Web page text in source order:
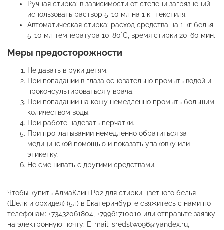
Ручная стирка: в зависимости от степени загрязнений
использовать раствор 5-10 мл на 1 кг текстиля.
Автоматическая стирка: расход средства на 1 кг белья
5-10 мл температура 10-80°С, время стирки 20-60 мин.
Меры предосторожности
Не давать в руки детям.
При попадании в глаза основательно промыть водой и
проконсультироваться у врача.
При попадании на кожу немедленно промыть большим
количеством воды.
При работе надевать перчатки.
При проглатывании немедленно обратиться за
медицинской помощью и показать упаковку или
этикетку.
Не смешивать с другими средствами.
Чтобы купить АлмаКлин Р02 для стирки цветного белья
(Шёлк и орхидея) (5л) в Екатеринбурге свяжитесь с нами по
телефонам: +73432061804, +79961710010 или отправьте заявку
на электронную почту: E-mail: sredstwo96@yandex.ru,